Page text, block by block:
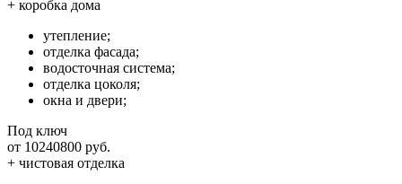
+ коробка дома
утепление;
отделка фасада;
водосточная система;
отделка цоколя;
окна и двери;
Под ключ
от 10240800 руб.
+ чистовая отделка